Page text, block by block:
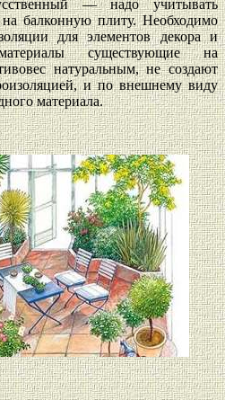
— надо учитывать
балконную плиту. Необходимо
для элементов декора и
существующие на
натуральным, не создают
и по внешнему виду
материала.